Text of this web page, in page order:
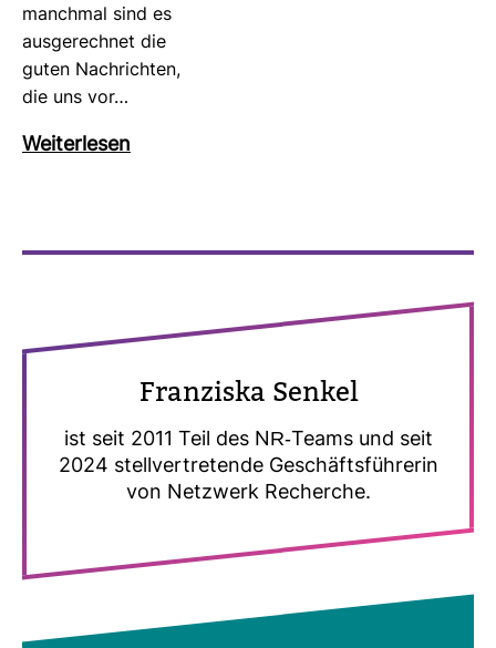
manchmal sind es
aus­ge­rechnet die
guten Nach­richten,
die uns vor…
Wei­ter­lesen
Fran­ziska Senkel
ist seit 2011 Teil des NR-​Teams und seit
2024 stell­ver­tre­tende Geschäfts­füh­rerin
von Netz­werk Recherche.